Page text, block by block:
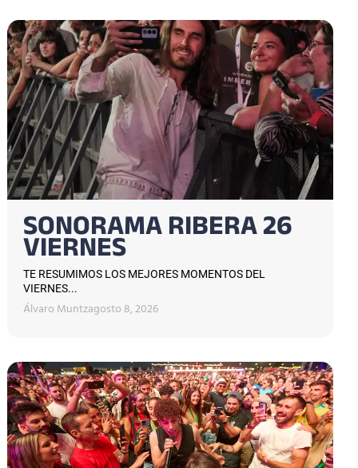
SONORAMA RIBERA 26
VIERNES
TE RESUMIMOS LOS MEJORES MOMENTOS DEL
VIERNES...
Álvaro Muntzagosto 8, 2026